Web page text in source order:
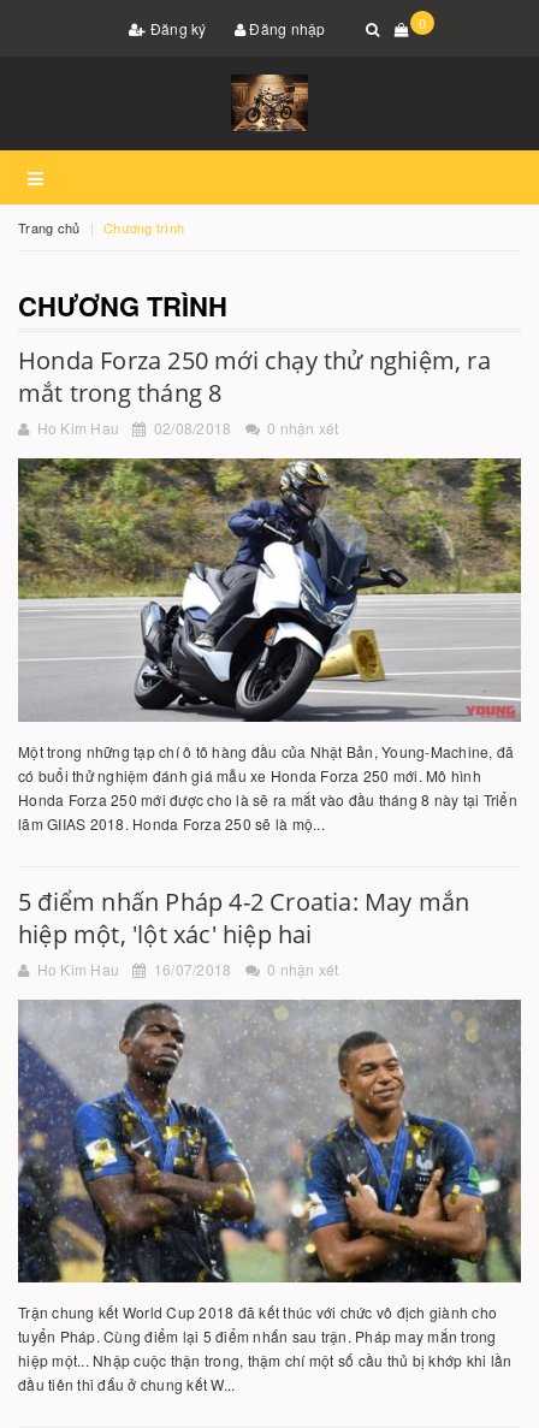
Đăng ký Đăng nhập 0
Trang chủ Chương trình
CHƯƠNG TRÌNH
Honda Forza 250 mới chạy thử nghiệm, ra
mắt trong tháng 8
Ho Kim Hau 02/08/2018 0 nhận xét
Một trong những tạp chí ô tô hàng đầu của Nhật Bản, Young-Machine, đã
có buổi thử nghiệm đánh giá mẫu xe Honda Forza 250 mới. Mô hình
Honda Forza 250 mới được cho là sẽ ra mắt vào đầu tháng 8 này tại Triển
lãm GIIAS 2018. Honda Forza 250 sẽ là mộ...
5 điểm nhấn Pháp 4-2 Croatia: May mắn
hiệp một, 'lột xác' hiệp hai
Ho Kim Hau 16/07/2018 0 nhận xét
Trận chung kết World Cup 2018 đã kết thúc với chức vô địch giành cho
tuyển Pháp. Cùng điểm lại 5 điểm nhấn sau trận. Pháp may mắn trong
hiệp một... Nhập cuộc thận trong, thậm chí một số cầu thủ bị khớp khi lần
đầu tiên thi đấu ở chung kết W...